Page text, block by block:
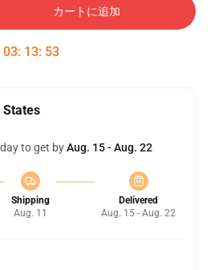
カートに追加
03: 13: 52
States
to get byAug. 15 - Aug. 22
Shipping
Aug. 11
Delivered
Aug. 15 - Aug. 22